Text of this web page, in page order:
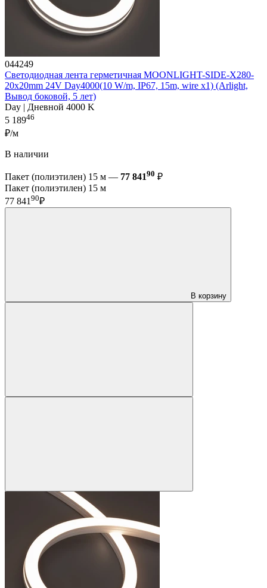
044249
Светодиодная лента герметичная MOONLIGHT-SIDE-X280-
20x20mm 24V Day4000(10 W/m, IP67, 15m, wire x1) (Arlight,
Вывод боковой, 5 лет)
Day | Дневной 4000 K
5 18946
₽/м
В наличии
Пакет (полиэтилен) 15 м — 77 84190 ₽
Пакет (полиэтилен) 15 м
77 84190₽
В корзину